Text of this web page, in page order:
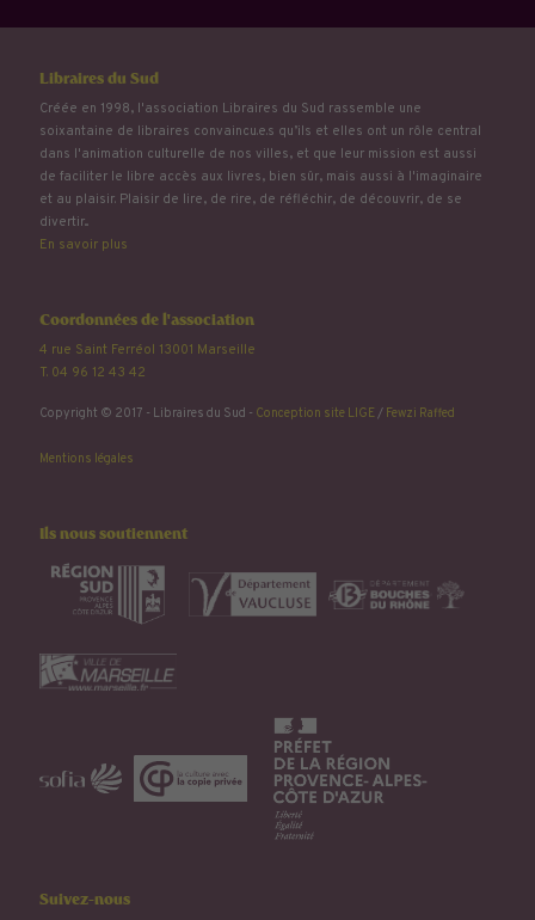
Libraires du Sud
Créée en 1998, l'association Libraires du Sud rassemble une
soixantaine de libraires convaincu.e.s qu’ils et elles ont un rôle central
dans l'animation culturelle de nos villes, et que leur mission est aussi
de faciliter le libre accès aux livres, bien sûr, mais aussi à l'imaginaire
et au plaisir. Plaisir de lire, de rire, de réfléchir, de découvrir, de se
divertir...
En savoir plus
Coordonnées de l'association
4 rue Saint Ferréol 13001 Marseille
T. 04 96 12 43 42
Copyright © 2017 - Libraires du Sud - Conception site LIGE/ Fewzi Raffed
Mentions légales
Ils nous soutiennent
Suivez-nous